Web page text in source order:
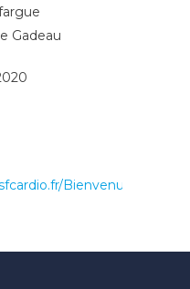
Gadeau
Bienvenue